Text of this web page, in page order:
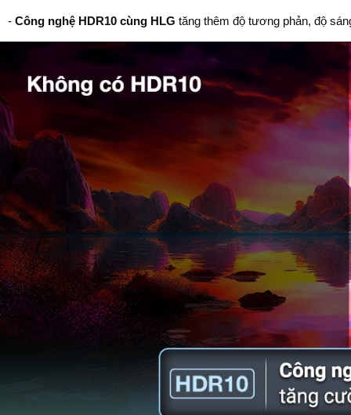
- Công nghệ HDR10 cùng HLG tăng thêm độ tương phản, độ